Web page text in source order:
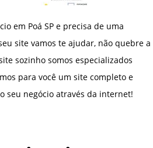
em Poá SP e precisa de uma
site vamos te ajudar, não quebre a
sozinho somos especializados
para você um site completo e
seu negócio através da internet!